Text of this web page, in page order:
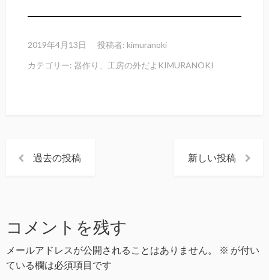
2019年4月13日 投稿者: kimuranoki
カテゴリー: 器作り 工房の外だよKIMURANOKI
過去の投稿 新しい投稿
コメントを残す
メールアドレスが公開されることはありません。 ※ が付い
ている欄は必須項目です